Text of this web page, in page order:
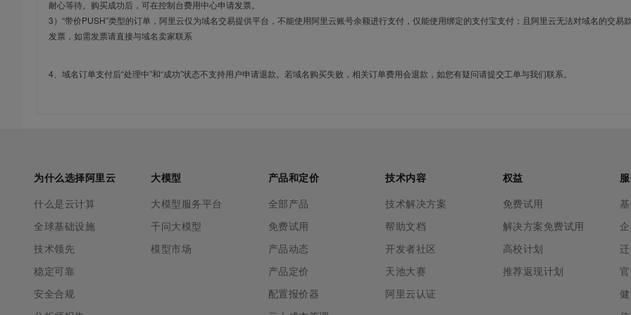
耐心等待。购买成功后，可在控制台费用中心申请发票。
3）“带价PUSH”类型的订单，阿里云仅为域名交易提供平台，不能使用阿里云账号余额进行支付，仅能使用绑定的支付宝支付；且阿里云无法对域名的交易
发票，如需发票请直接与域名卖家联系
4、域名订单支付后“处理中”和“成功”状态不支持用户申请退款。若域名购买失败，相关订单费用会退款，如您有疑问请提交工单与我们联系。